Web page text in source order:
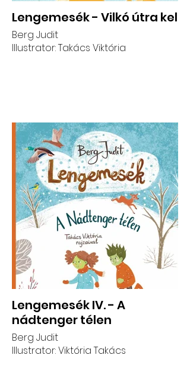
Lengemesék - Vilkó útra kel
Berg Judit
Illustrator: Takács Viktória
Lengemesék IV. - A
nádtenger télen
Berg Judit
Illustrator: Viktória Takács